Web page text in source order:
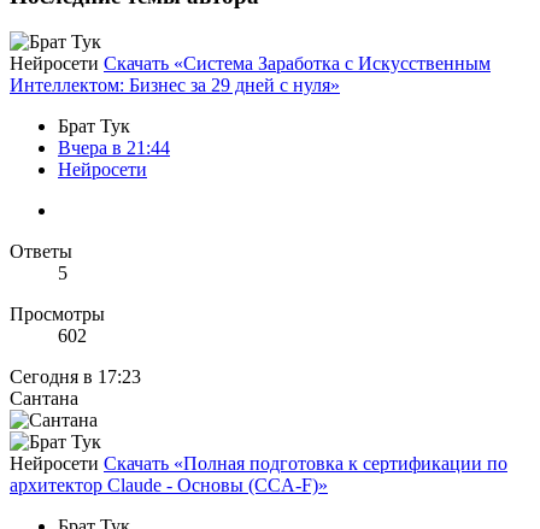
Нейросети Скачать «Система Заработка с Искусственным
Интеллектом: Бизнес за 29 дней с нуля»
Брат Тук
Вчера в 21:44
Нейросети
Ответы
5
Просмотры
602
Сегодня в 17:23
Сантана
Нейросети Скачать «Полная подготовка к сертификации по
архитектор Claude - Основы (CCA-F)»